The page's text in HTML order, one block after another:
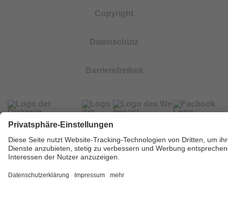
Copyright
Datenschutz
Barrierefreiheit